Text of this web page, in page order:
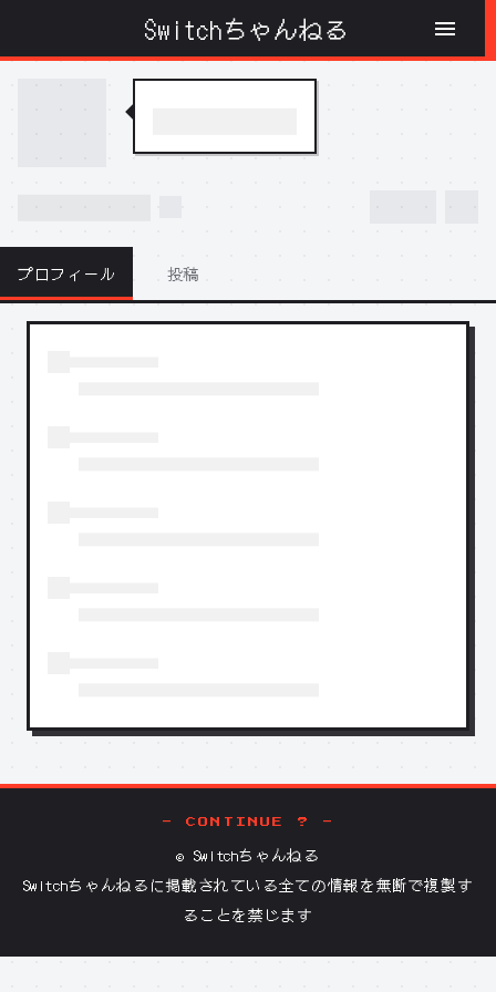
Switchちゃんねる
プロフィール 投稿
- CONTINUE ? -
© Switchちゃんねる
Switchちゃんねる に掲載されている全ての情報を無断で複製す
ることを禁じます